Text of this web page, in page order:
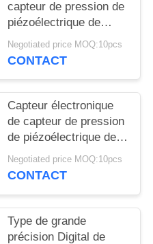
capteur de pression de
piézoélectrique de
balance d'échelle de
camion ZEMIC 30
Negotiated price MOQ:10pcs
CONTACT
Capteur électronique
de capteur de pression
de piézoélectrique de
Keli/poids de Digital
pour la reconstitution
Negotiated price MOQ:10pcs
CONTACT
Type de grande
précision Digital de